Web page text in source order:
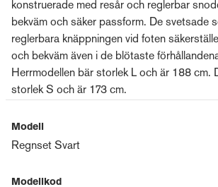
konstruerade med resår och reglerbar
bekväm och säker passform. De svetsade
reglerbara knäppningen vid foten
och bekväm även i de blötaste
Herrmodellen bär storlek L och är 188 cm.
storlek S och är 173 cm.
Modell
Regnset Svart
Modellkod